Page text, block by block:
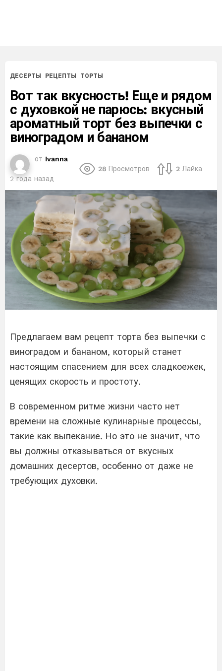
ДЕСЕРТЫ РЕЦЕПТЫ ТОРТЫ
Вот так вкусность! Еще и рядом
с духовкой не парюсь: вкусный
ароматный торт без выпечки с
виноградом и бананом
от Ivanna
2 года назад
28 Просмотров 2 Лайка
Предлагаем вам рецепт торта без выпечки с
виноградом и бананом, который станет
настоящим спасением для всех сладкоежек,
ценящих скорость и простоту.
В современном ритме жизни часто нет
времени на сложные кулинарные процессы,
такие как выпекание. Но это не значит, что
вы должны отказываться от вкусных
домашних десертов, особенно от даже не
требующих духовки.